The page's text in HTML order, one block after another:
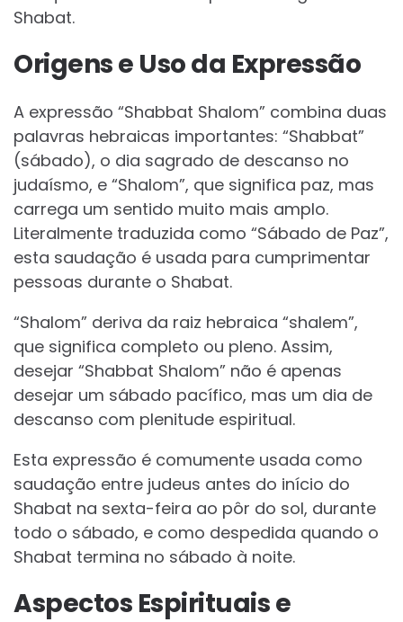
Shabat.
Origens e Uso da Expressão
A expressão “Shabbat Shalom” combina duas
palavras hebraicas importantes: “Shabbat”
(sábado), o dia sagrado de descanso no
judaísmo, e “Shalom”, que significa paz, mas
carrega um sentido muito mais amplo.
Literalmente traduzida como “Sábado de Paz”,
esta saudação é usada para cumprimentar
pessoas durante o Shabat.
“Shalom” deriva da raiz hebraica “shalem”,
que significa completo ou pleno. Assim,
desejar “Shabbat Shalom” não é apenas
desejar um sábado pacífico, mas um dia de
descanso com plenitude espiritual.
Esta expressão é comumente usada como
saudação entre judeus antes do início do
Shabat na sexta-feira ao pôr do sol, durante
todo o sábado, e como despedida quando o
Shabat termina no sábado à noite.
Aspectos Espirituais e